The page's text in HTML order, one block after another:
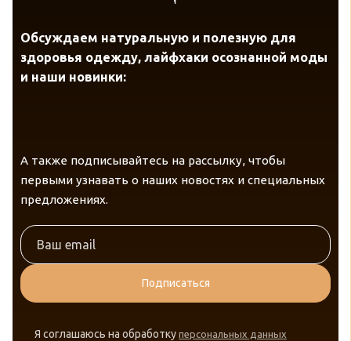
Обсуждаем натуральную и полезную для
здоровья одежду, лайфхаки осознанной моды
и наши новинки:
А также подписывайтесь на рассылку, чтобы
первыми узнавать о наших новостях и специальных
предложениях.
Подписаться
Я соглашаюсь на обработку персональных данных